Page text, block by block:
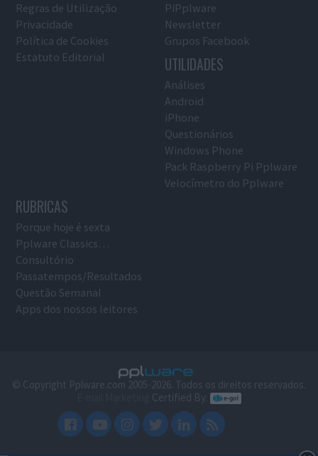
Regras de Utilização
Privacidade
Política de Cookies
Estatuto Editorial
PiPplware
Newsletter
Grupos Facebook
UTILIDADES
Análises
Android
iPhone
Questionários
Windows Phone
Pack Raspberry Pi Pplware
Velocímetro do Pplware
RUBRICAS
Porque hoje é sexta
Pplware Classics…
Consultório
Passatempos/Resultados
Questão Semanal
Apps dos nossos leitores
© Copyright Pplware.com 2005-2026. Todos os direitos reservados.
Certified By: